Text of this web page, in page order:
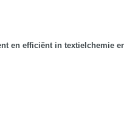
en efficiënt in textielchemie